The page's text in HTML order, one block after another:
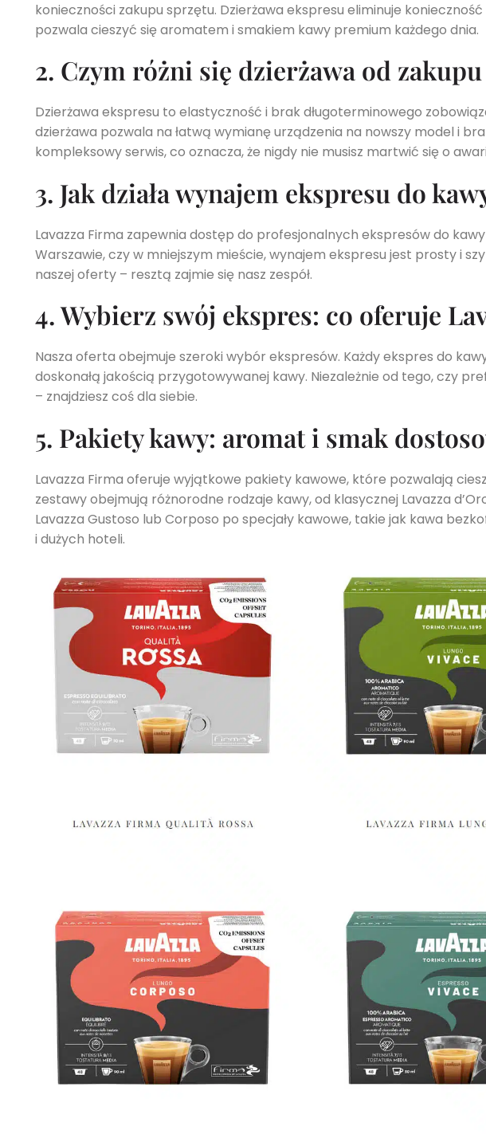
konieczności zakupu sprzętu. Dzierżawa ekspresu eliminuje
pozwala cieszyć się aromatem i smakiem kawy premium każdego dnia.
2. Czym różni się dzierżawa od
Dzierżawa ekspresu to elastyczność i brak długoterminowego
dzierżawa pozwala na łatwą wymianę urządzenia na nowszy model i
kompleksowy serwis, co oznacza, że nigdy nie musisz martwić się o
3. Jak działa wynajem ekspresu do
Lavazza Firma zapewnia dostęp do profesjonalnych ekspresów do
Warszawie, czy w mniejszym mieście, wynajem ekspresu jest prosty i
naszej oferty – resztą zajmie się nasz zespół.
4. Wybierz swój ekspres: co oferuje
Nasza oferta obejmuje szeroki wybór ekspresów. Każdy ekspres do
doskonałą jakością przygotowywanej kawy. Niezależnie od tego, czy
– znajdziesz coś dla siebie.
5. Pakiety kawy: aromat i smak
Lavazza Firma oferuje wyjątkowe pakiety kawowe, które pozwalają
zestawy obejmują różnorodne rodzaje kawy, od klasycznej Lavazza
Lavazza Gustoso lub Corposo po specjały kawowe, takie jak kawa
i dużych hoteli.